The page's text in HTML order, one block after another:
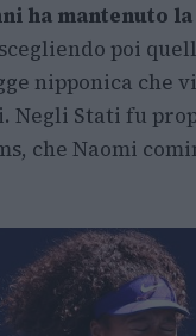
ha mantenuto
poi
nipponica che
Negli Stati fu
che Naomi